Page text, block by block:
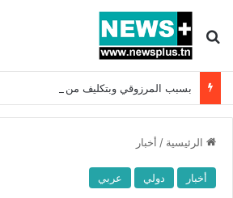
بحث عن
الرئيسية / أخبار
أخبار دولي عربي